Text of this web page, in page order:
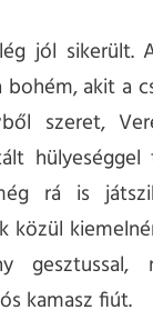
jól sikerült.
bohém, akit a
szeret,
rá is
közül
kamasz fiút.